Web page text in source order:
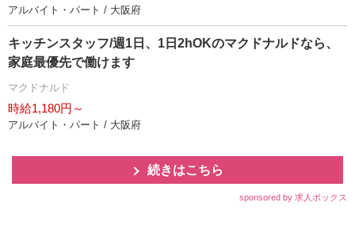
アルバイト・パート / 大阪府
キッチンスタッフ/週1日、1日2hOKのマクドナルドなら、
家庭最優先で働けます
マクドナルド
時給1,180円～
アルバイト・パート / 大阪府
続きはこちら
sponsored by 求人ボックス